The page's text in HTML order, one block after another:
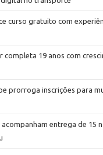
curso gratuito com
completa 19 anos com
prorroga inscrições para
entrega de 15